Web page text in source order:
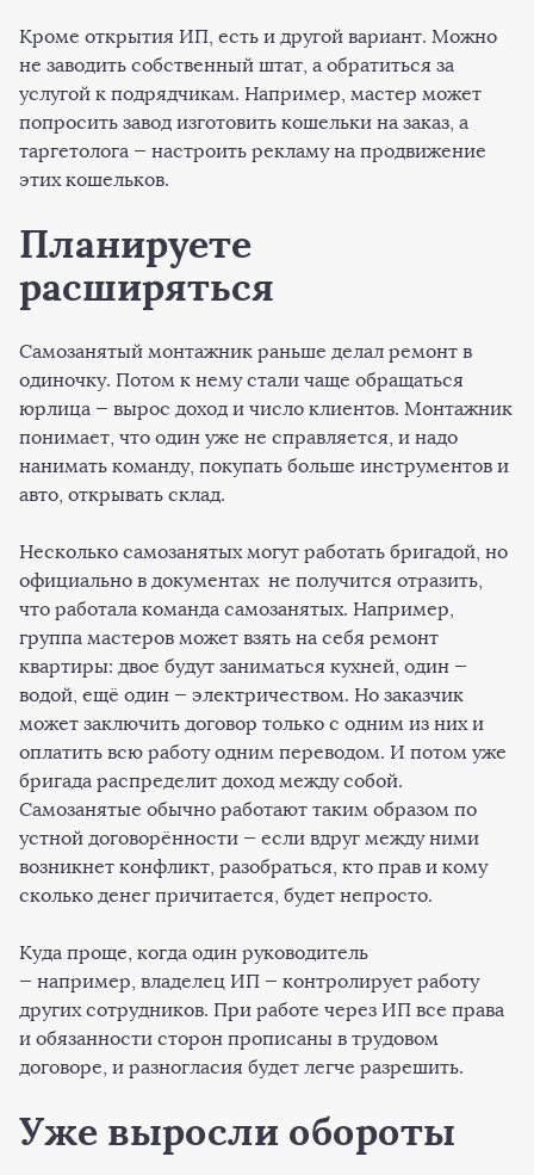
Кроме открытия ИП, есть и другой вариант. Можно
не заводить собственный штат, а обратиться за
услугой к подрядчикам. Например, мастер может
попросить завод изготовить кошельки на заказ, а
таргетолога — настроить рекламу на продвижение
этих кошельков.
Планируете
расширяться
Самозанятый монтажник раньше делал ремонт в
одиночку. Потом к нему стали чаще обращаться
юрлица — вырос доход и число клиентов. Монтажник
понимает, что один уже не справляется, и надо
нанимать команду, покупать больше инструментов и
авто, открывать склад.
Несколько самозанятых могут работать бригадой, но
официально в документах не получится отразить,
что работала команда самозанятых. Например,
группа мастеров может взять на себя ремонт
квартиры: двое будут заниматься кухней, один —
водой, ещё один — электричеством. Но заказчик
может заключить договор только с одним из них и
оплатить всю работу одним переводом. И потом уже
бригада распределит доход между собой.
Самозанятые обычно работают таким образом по
устной договорённости — если вдруг между ними
возникнет конфликт, разобраться, кто прав и кому
сколько денег причитается, будет непросто.
Куда проще, когда один руководитель
— например, владелец ИП — контролирует работу
других сотрудников. При работе через ИП все права
и обязанности сторон прописаны в трудовом
договоре, и разногласия будет легче разрешить.
Уже выросли обороты